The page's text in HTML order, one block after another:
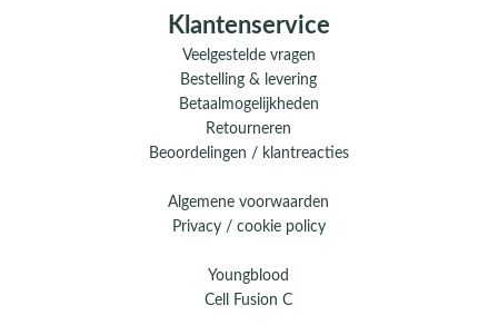
Klantenservice
Veelgestelde vragen
Bestelling & levering
Betaalmogelijkheden
Retourneren
Beoordelingen / klantreacties
Algemene voorwaarden
Privacy / cookie policy
Youngblood
Cell Fusion C